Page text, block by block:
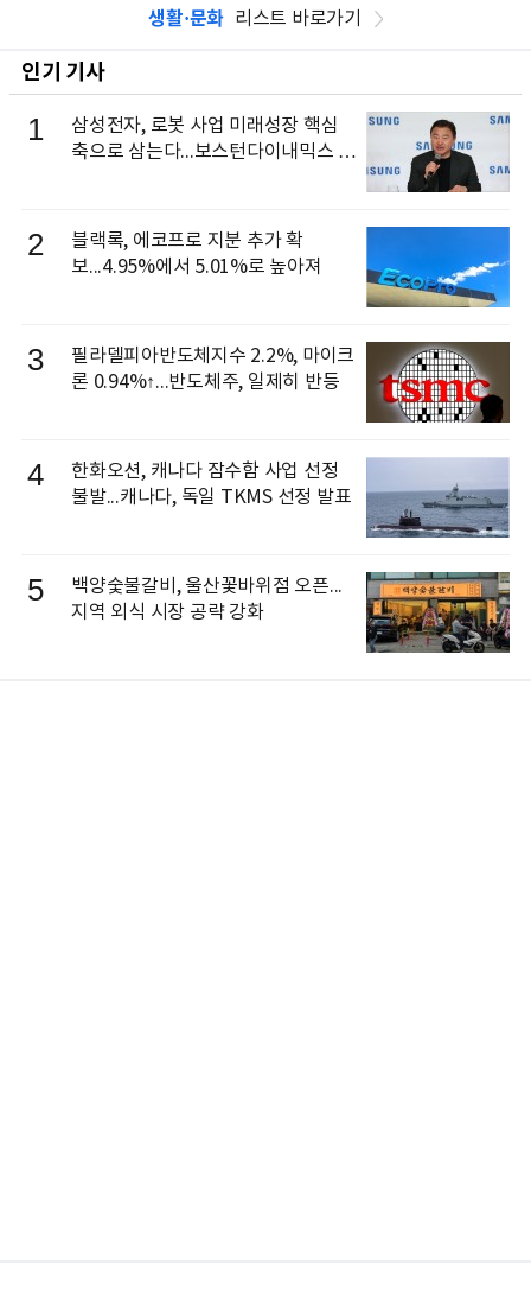
생활·문화 리스트 바로가기
인기 기사
1
삼성전자, 로봇 사업 미래성장 핵심
축으로 삼는다...보스턴다이내믹스 출
2
블랙록, 에코프로 지분 추가 확
보...4.95%에서 5.01%로 높아져
3
필라델피아반도체지수 2.2%, 마이크
론 0.94%↑...반도체주, 일제히 반등
4
한화오션, 캐나다 잠수함 사업 선정
불발...캐나다, 독일 TKMS 선정 발표
5
백양숯불갈비, 울산꽃바위점 오픈...
지역 외식 시장 공략 강화